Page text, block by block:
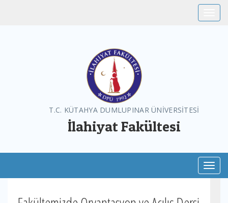
T.C. KÜTAHYA DUMLUPINAR ÜNİVERSİTESİ
İlahiyat Fakültesi